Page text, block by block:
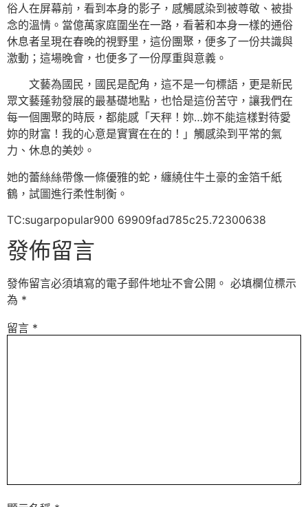
俗人在屏幕前，看到本身的影子，感觸感染到被尊敬、被掛
念的溫情。當億萬家庭圍坐在一路，看著和本身一樣的通俗
休息者呈現在春晚的視野里，這份團聚，便多了一份共識與
激動；這場晚會，也便多了一份厚重與意義。
文藝為國民，國民是配角，這不是一句標語，更是新民
眾文藝蓬勃發展的最基礎地點，也恰是這份苦守，讓我們在
每一個團聚的時辰，都能感「天秤！妳…妳不能這樣對待愛
妳的財富！我的心意是實實在在的！」觸感染到平常的氣
力、休息的美妙。
她的蕾絲絲帶像一條優雅的蛇，纏繞住牛土豪的金箔千紙
鶴，試圖進行柔性制衡。
TC:sugarpopular900 69909fad785c25.72300638
發佈留言
發佈留言必須填寫的電子郵件地址不會公開。 必填欄位標示
為 *
留言 *